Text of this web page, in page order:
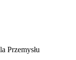
Przemysłu